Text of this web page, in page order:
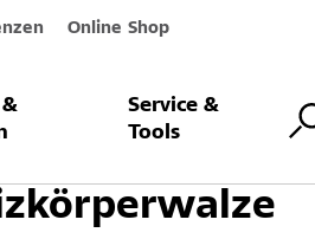
Online Shop
Service &
Tools